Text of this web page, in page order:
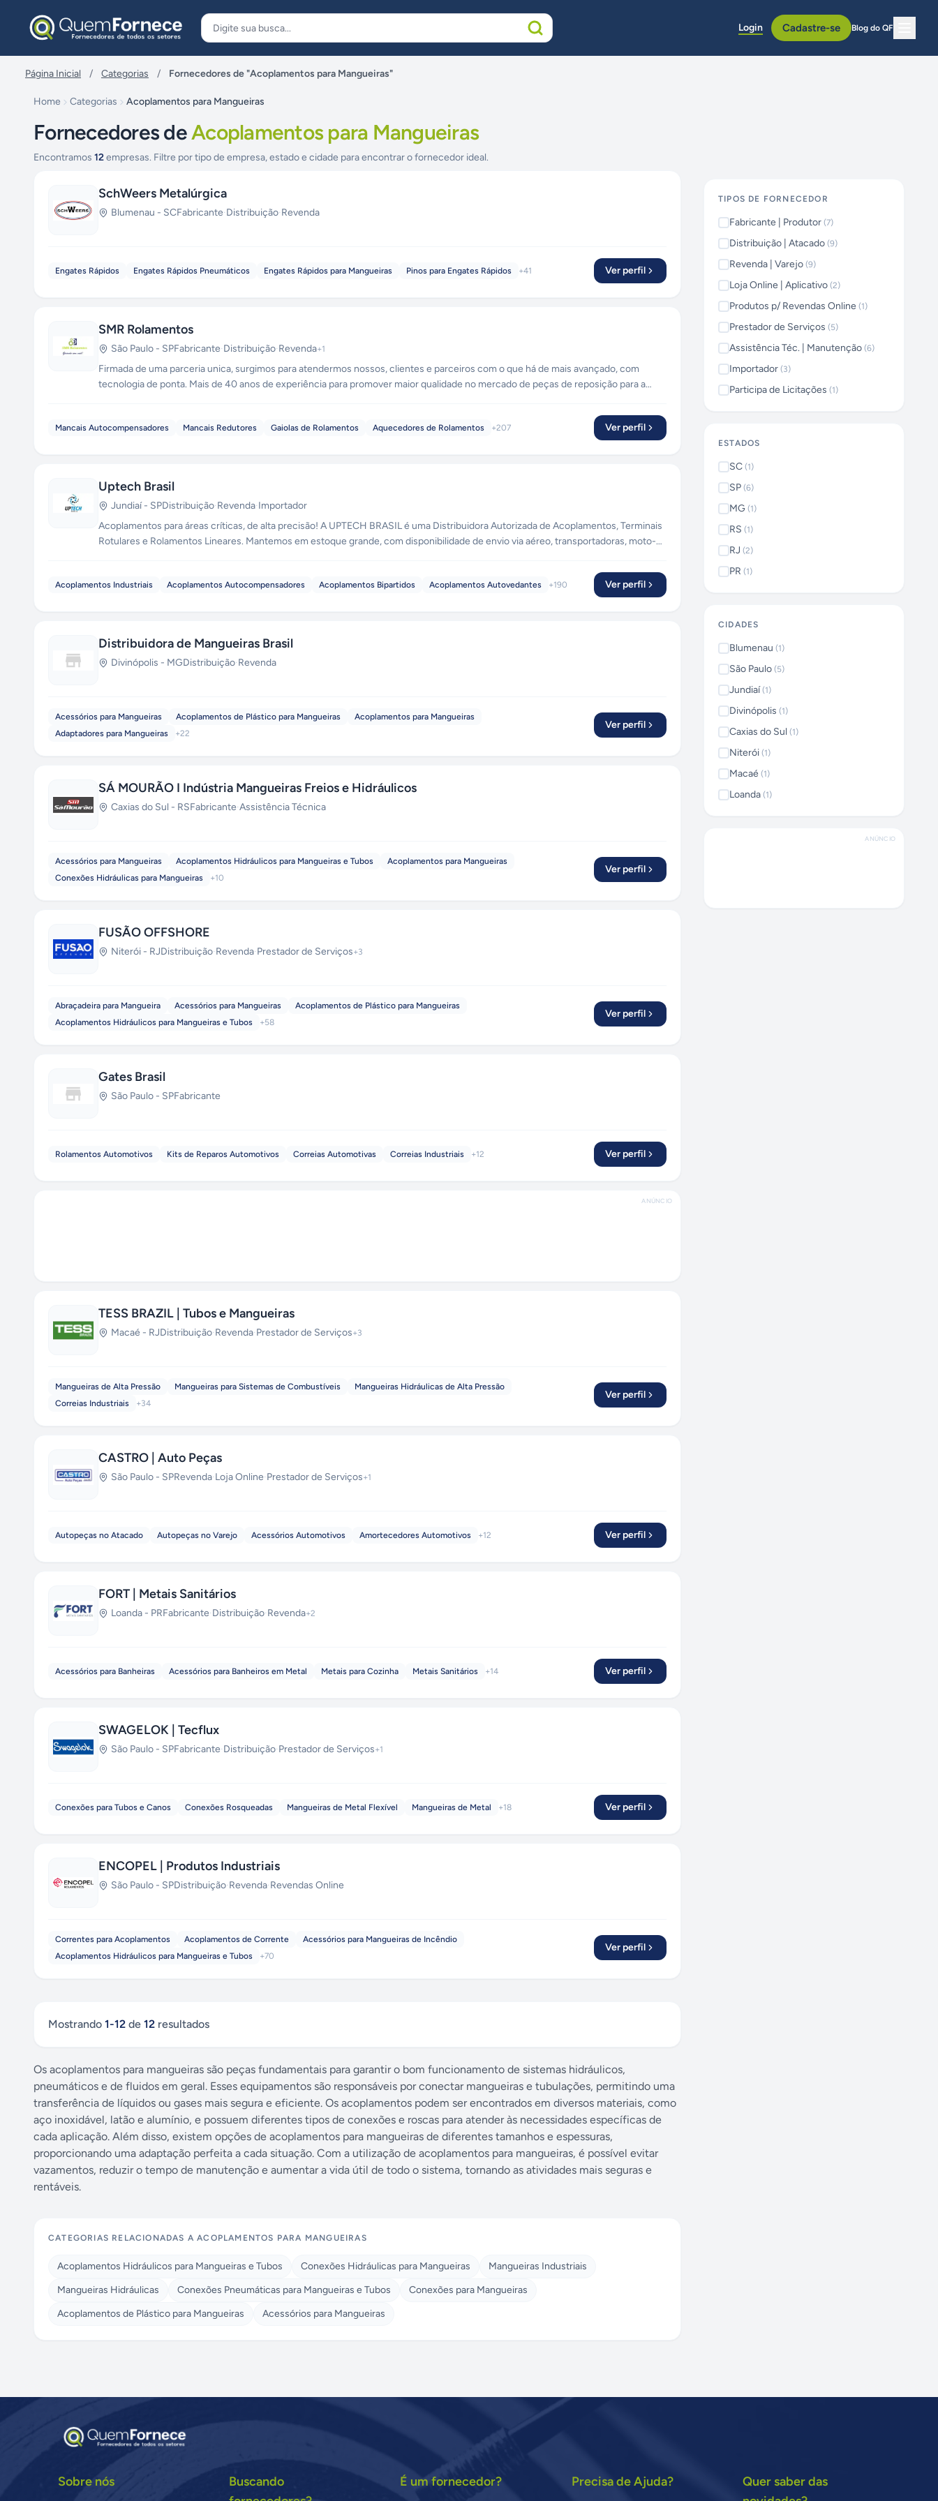
Login Cadastre-se Blog do QF
Página Inicial / Categorias / Fornecedores de "Acoplamentos para Mangueiras"
Home Categorias Acoplamentos para Mangueiras
Fornecedores deAcoplamentos para Mangueiras
Encontramos 12empresas. Filtre por tipo de empresa, estado e cidade para encontrar o fornecedor ideal.
SchWeers Metalúrgica
Blumenau - SCFabricante·Distribuição·Revenda
Engates Rápidos Engates Rápidos Pneumáticos Engates Rápidos para Mangueiras Pinos para Engates Rápidos +41 Ver perfil
SMR Rolamentos
São Paulo - SPFabricante·Distribuição·Revenda+1
Firmada de uma parceria unica, surgimos para atendermos nossos, clientes e parceiros com o que há de mais avançado, com
tecnologia de ponta. Mais de 40 anos de experiência para promover maior qualidade no mercado de peças de reposição para a
Mancais Autocompensadores Mancais Redutores Gaiolas de Rolamentos Aquecedores de Rolamentos +207 Ver perfil
Uptech Brasil
Jundiaí- SPDistribuição·Revenda·Importador
Acoplamentos para áreas críticas, de alta precisão! A UPTECH BRASIL é uma Distribuidora Autorizada de Acoplamentos, Terminais
Rotulares e Rolamentos Lineares. Mantemos em estoque grande, com disponibilidade de envio via aéreo, transportadoras, moto-
Acoplamentos Industriais Acoplamentos Autocompensadores Acoplamentos Bipartidos Acoplamentos Autovedantes +190 Ver perfil
Distribuidora de Mangueiras Brasil
Divinópolis - MGDistribuição·Revenda
Acessórios para Mangueiras Acoplamentos de Plástico para Mangueiras
Acoplamentos para Mangueiras
Adaptadores para Mangueiras
+22
Ver perfil
SÁ MOURÃO I Indústria Mangueiras Freios e Hidráulicos
Caxias do Sul - RSFabricante·Assistência Técnica
Acessórios para Mangueiras Acoplamentos Hidráulicos para Mangueiras e Tubos
Acoplamentos para Mangueiras
Conexões Hidráulicas para Mangueiras
+10
Ver perfil
FUSÃO OFFSHORE
Niterói - RJDistribuição·Revenda·Prestador de Serviços+3
Abraçadeira para Mangueira Acessórios para Mangueiras
Acoplamentos de Plástico para Mangueiras
Acoplamentos Hidráulicos para Mangueiras e Tubos
+58
Ver perfil
Gates Brasil
São Paulo - SPFabricante
Rolamentos Automotivos Kits de Reparos Automotivos Correias Automotivas Correias Industriais +12 Ver perfil
ANÚNCIO
TESS BRAZIL | Tubos e Mangueiras
Macaé - RJDistribuição·Revenda·Prestador de Serviços+3
Mangueiras de Alta Pressão Mangueiras para Sistemas de Combustíveis
Mangueiras Hidráulicas de Alta Pressão
Correias Industriais
+34
Ver perfil
CASTRO | Auto Peças
São Paulo - SPRevenda·Loja Online·Prestador de Serviços+1
Autopeças no Atacado Autopeças no Varejo Acessórios Automotivos Amortecedores Automotivos +12 Ver perfil
FORT | Metais Sanitários
Loanda - PRFabricante·Distribuição·Revenda+2
Acessórios para Banheiras Acessórios para Banheiros em Metal Metais para Cozinha Metais Sanitários +14 Ver perfil
SWAGELOK | Tecflux
São Paulo - SPFabricante·Distribuição·Prestador de Serviços+1
Conexões para Tubos e Canos Conexões Rosqueadas Mangueiras de Metal Flexível Mangueiras de Metal +18 Ver perfil
ENCOPEL | Produtos Industriais
São Paulo - SPDistribuição·Revenda·Revendas Online
Correntes para Acoplamentos Acoplamentos de Corrente
Acessórios para Mangueiras de Incêndio
Acoplamentos Hidráulicos para Mangueiras e Tubos
+70
Ver perfil
Mostrando 1-12 de 12 resultados
Os acoplamentos para mangueiras são peças fundamentais para garantir o bom funcionamento de sistemas hidráulicos,
pneumáticos e de fluidos em geral. Esses equipamentos são responsáveis por conectar mangueiras e tubulações, permitindo uma
transferência de líquidos ou gases mais segura e eficiente. Os acoplamentos podem ser encontrados em diversos materiais, como
aço inoxidável, latão e alumínio, e possuem diferentes tipos de conexões e roscas para atender às necessidades específicas de
cada aplicação. Além disso, existem opções de acoplamentos para mangueiras de diferentes tamanhos e espessuras,
proporcionando uma adaptação perfeita a cada situação. Com a utilização de acoplamentos para mangueiras, é possível evitar
vazamentos, reduzir o tempo de manutenção e aumentar a vida útil de todo o sistema, tornando as atividades mais seguras e
rentáveis.
CATEGORIAS RELACIONADAS AACOPLAMENTOS PARA MANGUEIRAS
Acoplamentos Hidráulicos para Mangueiras e Tubos Conexões Hidráulicas para Mangueiras
Mangueiras Industriais
Mangueiras Hidráulicas
Conexões Pneumáticas para Mangueiras e Tubos
Conexões para Mangueiras
Acoplamentos de Plástico para Mangueiras
Acessórios para Mangueiras
TIPOS DE FORNECEDOR
Fabricante | Produtor (7)
Distribuição | Atacado (9)
Revenda | Varejo (9)
Loja Online | Aplicativo (2)
Produtos p/ Revendas Online (1)
Prestador de Serviços (5)
Assistência Téc. | Manutenção (6)
Importador (3)
Participa de Licitações (1)
ESTADOS
SC (1)
SP (6)
MG (1)
RS (1)
RJ (2)
PR (1)
CIDADES
Blumenau (1)
São Paulo (5)
Jundiaí (1)
Divinópolis (1)
Caxias do Sul (1)
Niterói (1)
Macaé (1)
Loanda (1)
ANÚNCIO
Sobre nós
Buscando
É um fornecedor? Precisa de Ajuda?
Quer saber das